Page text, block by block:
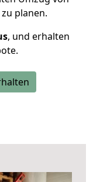
planen.
, und erhalten